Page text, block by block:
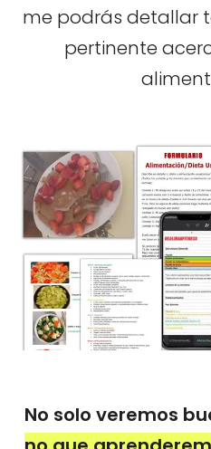
me podrás detallar
pertinente
No solo veremos